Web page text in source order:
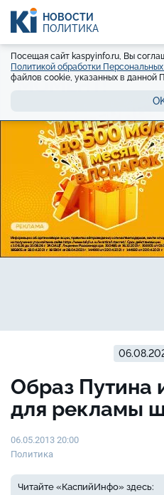
НОВОСТИ
ПОЛИТИКА
Посещая сайт kaspyinfo.ru, Вы
Политикой обработки
файлов cookie, указанных в данной
Образ Путина
для рекламы
06.05.2013 20:00
Политика
Читайте «КаспийИнфо» здесь: